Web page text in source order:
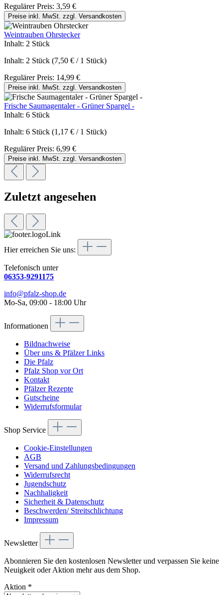
Regulärer Preis: 3,59 €
Preise inkl. MwSt. zzgl. Versandkosten
Weintrauben Ohrstecker
Inhalt: 2 Stück
Inhalt: 2 Stück (7,50 € / 1 Stück)
Regulärer Preis: 14,99 €
Preise inkl. MwSt. zzgl. Versandkosten
Frische Saumagentaler - Grüner Spargel -
Inhalt: 6 Stück
Inhalt: 6 Stück (1,17 € / 1 Stück)
Regulärer Preis: 6,99 €
Preise inkl. MwSt. zzgl. Versandkosten
Zuletzt angesehen
Hier erreichen Sie uns:
Telefonisch unter
06353-9291175
info@pfalz-shop.de
Mo-Sa, 09:00 - 18:00 Uhr
Informationen
Bildnachweise
Über uns & Pfälzer Links
Die Pfalz
Pfalz Shop vor Ort
Kontakt
Pfälzer Rezepte
Gutscheine
Widerrufsformular
Shop Service
Cookie-Einstellungen
AGB
Versand und Zahlungsbedingungen
Widerrufsrecht
Jugendschutz
Nachhaligkeit
Sicherheit & Datenschutz
Beschwerden/ Streitschlichtung
Impressum
Newsletter
Abonnieren Sie den kostenlosen Newsletter und verpassen Sie keine
Neuigkeit oder Aktion mehr aus dem Shop.
Aktion *